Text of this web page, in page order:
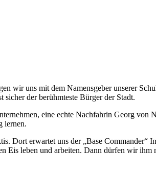
wir uns mit dem Namensgeber unserer
der berühmteste Bürger der Stadt.
eine echte Nachfahrin Georg von
lernen.
Dort erwartet uns der „Base Commander“
Eis leben und arbeiten. Dann dürfen wir ihm